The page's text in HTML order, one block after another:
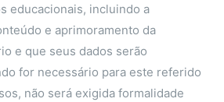
educacionais, incluindo a
e aprimoramento da
e que seus dados serão
for necessário para este referido
não será exigida formalidade